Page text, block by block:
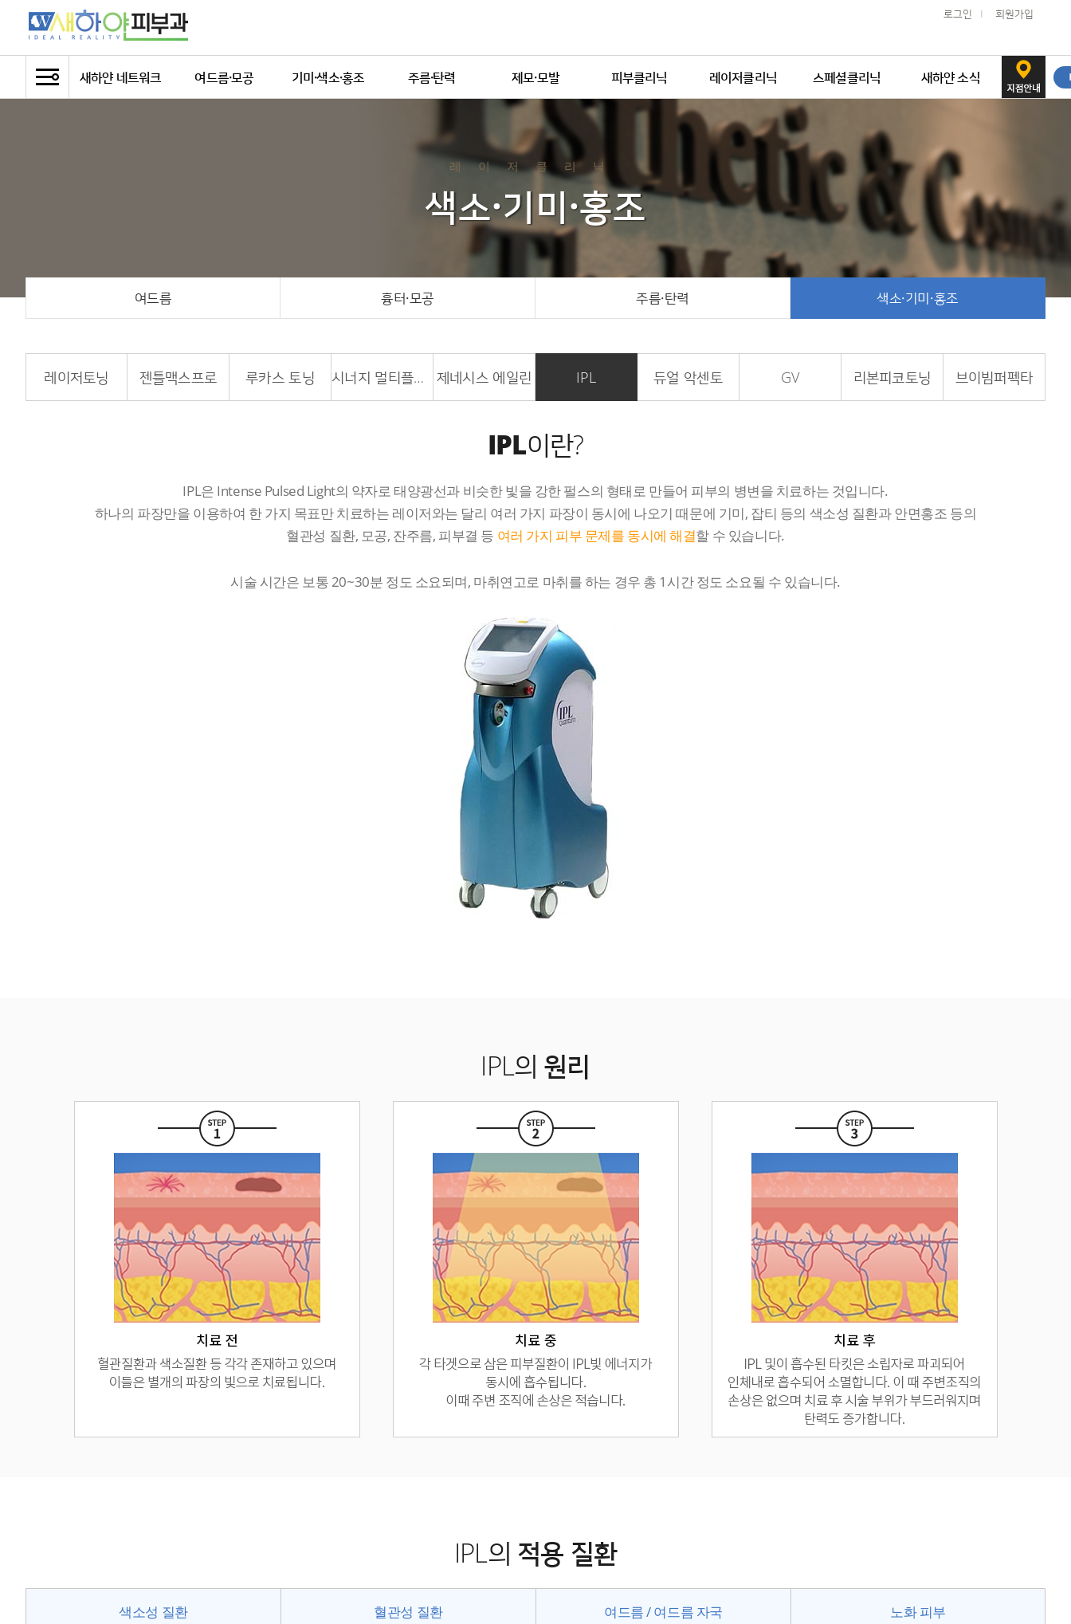
로그인 I 회원가입
새하얀 네트워크 여드름·모공 기미·색소·홍조 주름·탄력 제모·모발
영구제모
탈모치료
피부클리닉
튼살
메디컬 스킨케어
보톡스·필러
리쥬란
박피클리닉
레이저클리닉
흉터·모공
주름·탄력
색소·기미·홍조
스페셜클리닉
한관종클리닉
안면홍조
비만관리
PRP
자외선치료, 광선치료
새하얀 소식
새하얀 칼럼
새하얀 치료사례
새하얀 WITH STAR
레이저클리닉
색소·기미·홍조
여드름 흉터·모공 주름·탄력 색소·기미·홍조
레이저토닝 젠틀맥스프로 루카스 토닝 시너지 멀티플렉스 제네시스 에일린 IPL 듀얼 악센토 GV 리본피코토닝 브이빔퍼펙타
IPL이란?
IPL은 Intense Pulsed Light의 약자로 태양광선과 비슷한 빛을 강한 펄스의 형태로 만들어 피부의 병변을 치료하는 것입니다.
하나의 파장만을 이용하여 한 가지 목표만 치료하는 레이저와는 달리 여러 가지 파장이 동시에 나오기 때문에 기미, 잡티 등의 색소성 질환과 안면홍조 등의
혈관성 질환, 모공, 잔주름, 피부결 등 여러 가지 피부 문제를 동시에 해결할 수 있습니다.
시술 시간은 보통 20~30분 정도 소요되며, 마취연고로 마취를 하는 경우 총 1시간 정도 소요될 수 있습니다.
IPL의 원리
IPL의 적용 질환
색소성 질환 혈관성 질환 여드름 / 여드름 자국 노화 피부